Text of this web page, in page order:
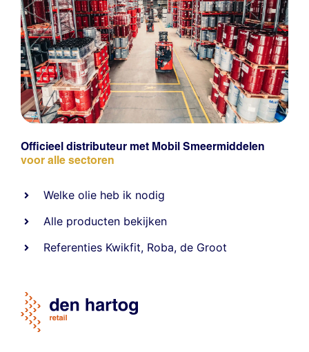
Officieel distributeur met Mobil Smeermiddelen
voor alle sectoren
Welke olie heb ik nodig
Alle producten bekijken
Referenties Kwikfit, Roba,de Groot